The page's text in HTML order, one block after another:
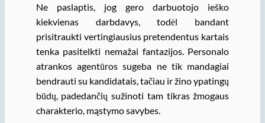
Ne paslaptis, jog gero darbuotojo ieško
kiekvienas darbdavys, todėl bandant
prisitraukti vertingiausius pretendentus kartais
tenka pasitelkti nemažai fantazijos. Personalo
atrankos agentūros sugeba ne tik mandagiai
bendrauti su kandidatais, tačiau ir žino ypatingų
būdų, padedančių sužinoti tam tikras žmogaus
charakterio, mąstymo savybes.